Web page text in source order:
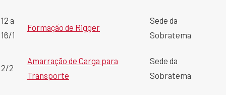
12 a
16/1
Formação de Rigger
Sede da
Sobratema
2/2
Amarração de Carga para
Transporte
Sede da
Sobratema